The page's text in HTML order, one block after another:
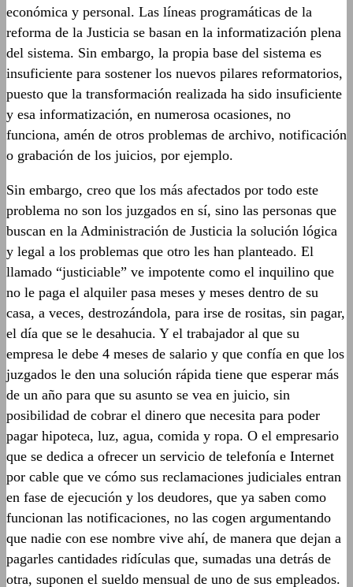
económica y personal. Las líneas programáticas de la
reforma de la Justicia se basan en la informatización plena
del sistema. Sin embargo, la propia base del sistema es
insuficiente para sostener los nuevos pilares reformatorios,
puesto que la transformación realizada ha sido insuficiente
y esa informatización, en numerosa ocasiones, no
funciona, amén de otros problemas de archivo, notificación
o grabación de los juicios, por ejemplo.
Sin embargo, creo que los más afectados por todo este
problema no son los juzgados en sí, sino las personas que
buscan en la Administración de Justicia la solución lógica
y legal a los problemas que otro les han planteado. El
llamado “justiciable” ve impotente como el inquilino que
no le paga el alquiler pasa meses y meses dentro de su
casa, a veces, destrozándola, para irse de rositas, sin pagar,
el día que se le desahucia. Y el trabajador al que su
empresa le debe 4 meses de salario y que confía en que los
juzgados le den una solución rápida tiene que esperar más
de un año para que su asunto se vea en juicio, sin
posibilidad de cobrar el dinero que necesita para poder
pagar hipoteca, luz, agua, comida y ropa. O el empresario
que se dedica a ofrecer un servicio de telefonía e Internet
por cable que ve cómo sus reclamaciones judiciales entran
en fase de ejecución y los deudores, que ya saben como
funcionan las notificaciones, no las cogen argumentando
que nadie con ese nombre vive ahí, de manera que dejan a
pagarles cantidades ridículas que, sumadas una detrás de
otra, suponen el sueldo mensual de uno de sus empleados.